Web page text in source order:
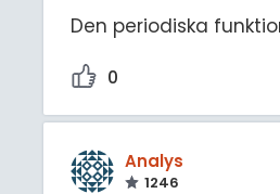
Den periodiska
0
Analys
1246